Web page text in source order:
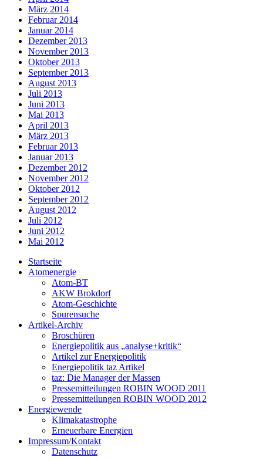
März 2014
Februar 2014
Januar 2014
Dezember 2013
November 2013
Oktober 2013
September 2013
August 2013
Juli 2013
Juni 2013
Mai 2013
April 2013
März 2013
Februar 2013
Januar 2013
Dezember 2012
November 2012
Oktober 2012
September 2012
August 2012
Juli 2012
Juni 2012
Mai 2012
Startseite
Atomenergie
Atom-BT
AKW Brokdorf
Atom-Geschichte
Spurensuche
Artikel-Archiv
Broschüren
Energiepolitik aus „analyse+kritik“
Artikel zur Energiepolitik
Energiepolitik taz Artikel
taz: Die Manager der Massen
Pressemitteilungen ROBIN WOOD 2011
Pressemitteilungen ROBIN WOOD 2012
Energiewende
Klimakatastrophe
Erneuerbare Energien
Impressum/Kontakt
Datenschutz